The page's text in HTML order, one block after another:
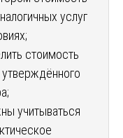
услуг
стоимость
утверждённого
учитываться